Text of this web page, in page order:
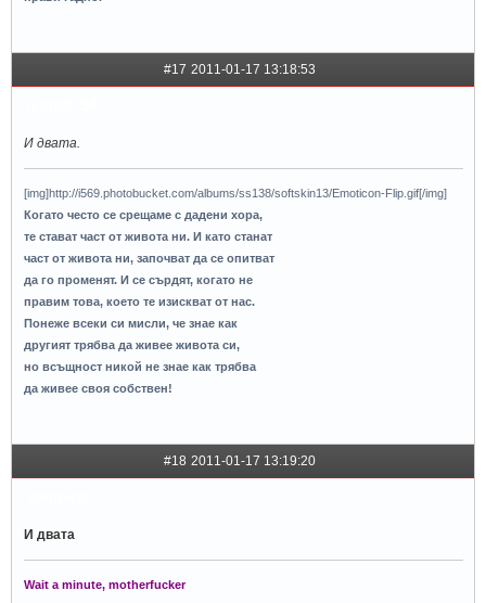
#17 2011-01-17 13:18:53
И двата.
[img]http://i569.photobucket.com/albums/ss138/softskin13/Emoticon-Flip.gif[/img]
Когато често се срещаме с дадени хора,
те стават част от живота ни. И като станат
част от живота ни, започват да се опитват
да го променят. И се сърдят, когато не
правим това, което те изискват от нас.
Понеже всеки си мисли, че знае как
другият трябва да живее живота си,
но всъщност никой не знае как трябва
да живее своя собствен!
#18 2011-01-17 13:19:20
И двата
Wait a minute, motherfucker